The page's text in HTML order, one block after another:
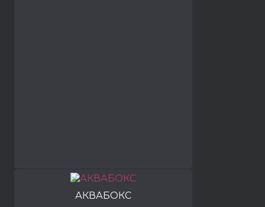
АКВАБОКС